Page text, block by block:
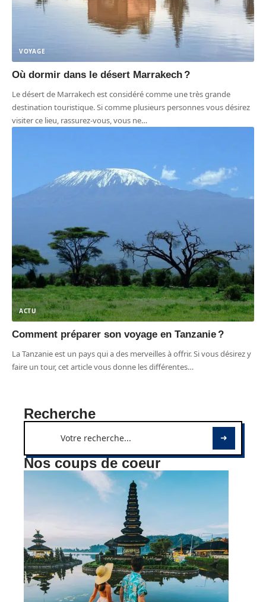
VOYAGE
Où dormir dans le désert Marrakech ?
Le désert de Marrakech est considéré comme une très grande
destination touristique. Si comme plusieurs personnes vous désirez
visiter ce lieu, rassurez-vous, vous ne…
ACTU
Comment préparer son voyage en Tanzanie ?
La Tanzanie est un pays qui a des merveilles à offrir. Si vous désirez y
faire un tour, cet article vous donne les différentes…
Recherche
Nos coups de coeur